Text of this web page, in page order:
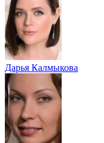
Дарья Калмыкова